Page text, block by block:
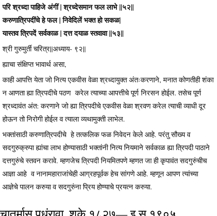
परि श्रध्दा पाहिजे अंगीं | श्रध्देसमान फल लाभे ||५२||
करुणात्रिपदींचे हे फल | निवेदिलें भक्त हो सकळ|
यास्तव त्रिपदें सर्वकाळ | दत्त दयाळ स्तवावा ||५३||
श्री गुरुमुर्ती चरित्र||अध्याय- ९२||
ह्याचा संक्षिप्त भावार्थ असा,
काही आपत्ति येता जो नित्य एकवीस वेळा श्रध्दायुक्त अंतःकरणाने, मनात कोणतीही शंका
न आणता ह्या त्रिपदीचे पठण करेल त्याच्या आपत्तीचे पूर्ण निरसन होईल. तसेच पूर्ण
श्रध्दावंत अंत: करणाने जो ह्या त्रिपदीचे एकवीस वेळा श्रवण करेल त्याची व्याधी दूर
होऊन तो निरोगी होईल व त्याला व्यथामुक्ती लाभेल.
भक्तांसाठी करुणात्रिपदीचे हे तत्कलिक फळ निवेदन केले आहे. परंतु सौख्य व
सदगुरुक्रुपा ह्यांचा लाभ होण्यासाठी भक्तांनी नित्य नियमाने सर्वकाळ ह्या त्रिपदी पाठाने
दत्तगुरुंचे स्तवन करावे. म्हणजेच त्रिपदी नियमितपणे म्हणत जा ही कृपावंत सदगुरुंचीच
आज्ञा आहे व नानामहाराजांचेही आग्रहपूर्वक हेच सांगणे आहे. म्हणून आपण त्यांच्या
आज्ञेचे पालन करुया व सदगुरुंना प्रिय होण्याचे प्रयत्न करुया.